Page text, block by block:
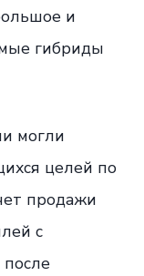
и
гибриды
могли
целей по
продажи
с